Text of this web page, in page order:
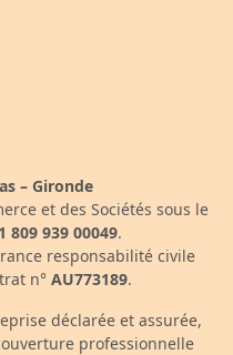
– Gironde
et des Sociétés sous le
809 939 00049.
responsabilité civile
n° AU773189.
déclarée et assurée,
professionnelle